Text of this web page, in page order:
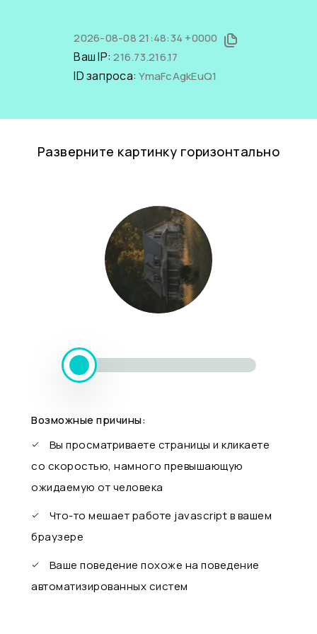
2026-08-08 21:48:34 +0000
Ваш IP:216.73.216.17
ID запроса:YmaFcAgkEuQ1
Разверните картинку горизонтально
Возможные причины:
Вы просматриваете страницы и кликаете
со скоростью, намного превышающую
ожидаемую от человека
Что-то мешает работе javascript в вашем
браузере
Ваше поведение похоже на поведение
автоматизированных систем